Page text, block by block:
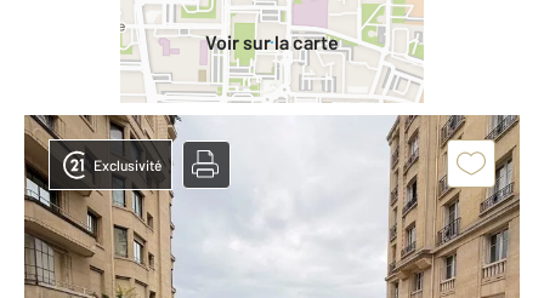
Voir sur la carte
Exclusivité